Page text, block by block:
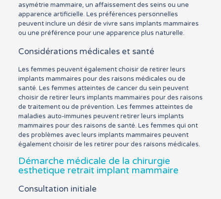
asymétrie mammaire, un affaissement des seins ou une
apparence artificielle. Les préférences personnelles
peuvent inclure un désir de vivre sans implants mammaires
ou une préférence pour une apparence plus naturelle.
Considérations médicales et santé
Les femmes peuvent également choisir de retirer leurs
implants mammaires pour des raisons médicales ou de
santé. Les femmes atteintes de cancer du sein peuvent
choisir de retirer leurs implants mammaires pour des raisons
de traitement ou de prévention. Les femmes atteintes de
maladies auto-immunes peuvent retirer leurs implants
mammaires pour des raisons de santé. Les femmes qui ont
des problèmes avec leurs implants mammaires peuvent
également choisir de les retirer pour des raisons médicales.
Démarche médicale de la chirurgie
esthetique retrait implant mammaire
Consultation initiale